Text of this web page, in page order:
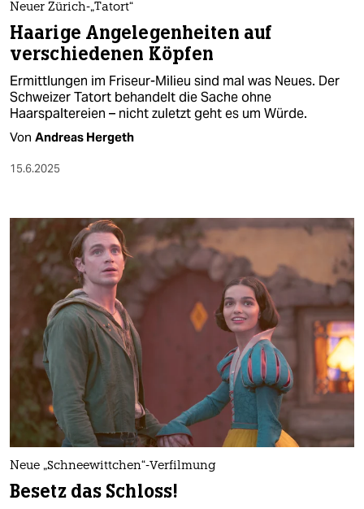
Neuer Zürich-„Tatort“
Haarige Angelegenheiten auf
verschiedenen Köpfen
Ermittlungen im Friseur-Milieu sind mal was Neues. Der
Schweizer Tatort behandelt die Sache ohne
Haarspaltereien – nicht zuletzt geht es um Würde.
Von Andreas Hergeth
15.6.2025
Neue „Schneewittchen“-Verfilmung
Besetz das Schloss!